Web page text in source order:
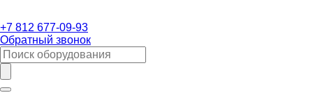
+7 812 677-09-93
Обратный звонок